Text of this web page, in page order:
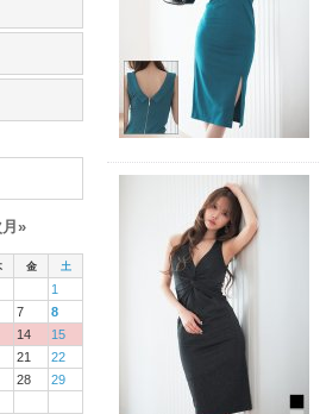
月»
金 土
1
7
8
14
15
21
22
28
29